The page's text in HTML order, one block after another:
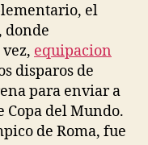
el
donde
equipacion
disparos de
para enviar a
Copa del Mundo.
de Roma, fue